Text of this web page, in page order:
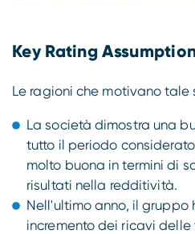
Key Rating
Le ragioni che motivano tale
La società dimostra una
tutto il periodo
molto buona in termini di
risultati nella redditività.
Nell'ultimo anno, il gruppo
incremento dei ricavi